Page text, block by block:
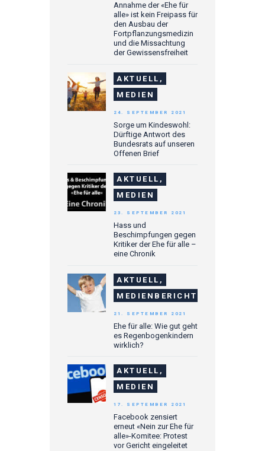
Annahme der «Ehe für
alle» ist kein Freipass für
den Ausbau der
Fortpflanzungsmedizin
und die Missachtung
der Gewissensfreiheit
AKTUELL,
MEDIEN
Sorge um Kindeswohl:
Dürftige Antwort des
Bundesrats auf unseren
Offenen Brief
24. SEPTEMBER 2021
AKTUELL,
MEDIEN
Hass und
Beschimpfungen gegen
Kritiker der Ehe für alle –
eine Chronik
23. SEPTEMBER 2021
AKTUELL,
MEDIENBERICHTE
Ehe für alle: Wie gut geht
es Regenbogenkindern
wirklich?
21. SEPTEMBER 2021
AKTUELL,
MEDIEN
Facebook zensiert
erneut «Nein zur Ehe für
alle»-Komitee: Protest
vor Gericht eingeleitet
17. SEPTEMBER 2021